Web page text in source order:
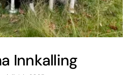
Innkalling